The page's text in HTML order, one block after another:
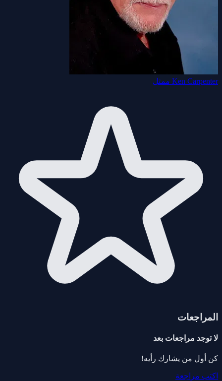
Ken Carpenter ممثل
المراجعات
لا توجد مراجعات بعد
كن أول من يشارك رأيه!
اكتب مراجعة